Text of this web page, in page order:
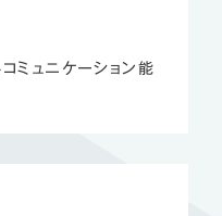
ミュニケーション能